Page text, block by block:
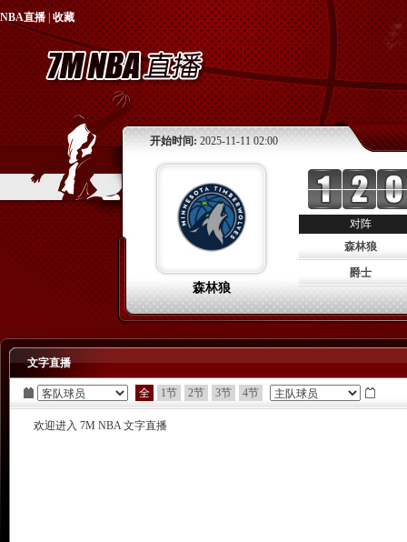
NBA直播|收藏
开始时间: 2025-11-11 02:00
森林狼
对阵
森林狼
爵士
文字直播
全 1节 2节 3节 4节
欢迎进入 7M NBA 文字直播